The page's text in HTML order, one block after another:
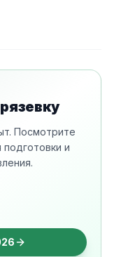
Посмотрите
подготовки и